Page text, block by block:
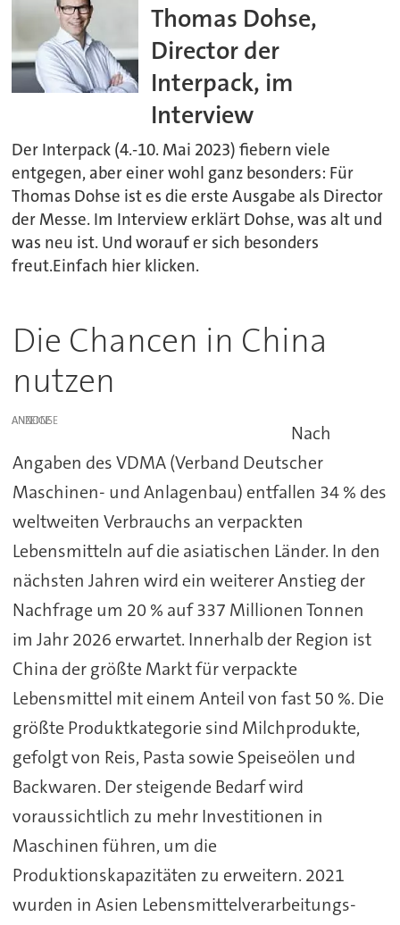
Thomas Dohse,
Director der
Interpack, im
Interview
Der Interpack (4.-10. Mai 2023) fiebern viele
entgegen, aber einer wohl ganz besonders: Für
Thomas Dohse ist es die erste Ausgabe als Director
der Messe. Im Interview erklärt Dohse, was alt und
was neu ist. Und worauf er sich besonders
freut.Einfach hier klicken.
Die Chancen in China
nutzen
ANZEIGE
Nach
Angaben des VDMA (Verband Deutscher
Maschinen- und Anlagenbau) entfallen 34 % des
weltweiten Verbrauchs an verpackten
Lebensmitteln auf die asiatischen Länder. In den
nächsten Jahren wird ein weiterer Anstieg der
Nachfrage um 20 % auf 337 Millionen Tonnen
im Jahr 2026 erwartet. Innerhalb der Region ist
China der größte Markt für verpackte
Lebensmittel mit einem Anteil von fast 50 %. Die
größte Produktkategorie sind Milchprodukte,
gefolgt von Reis, Pasta sowie Speiseölen und
Backwaren. Der steigende Bedarf wird
voraussichtlich zu mehr Investitionen in
Maschinen führen, um die
Produktionskapazitäten zu erweitern. 2021
wurden in Asien Lebensmittelverarbeitungs-